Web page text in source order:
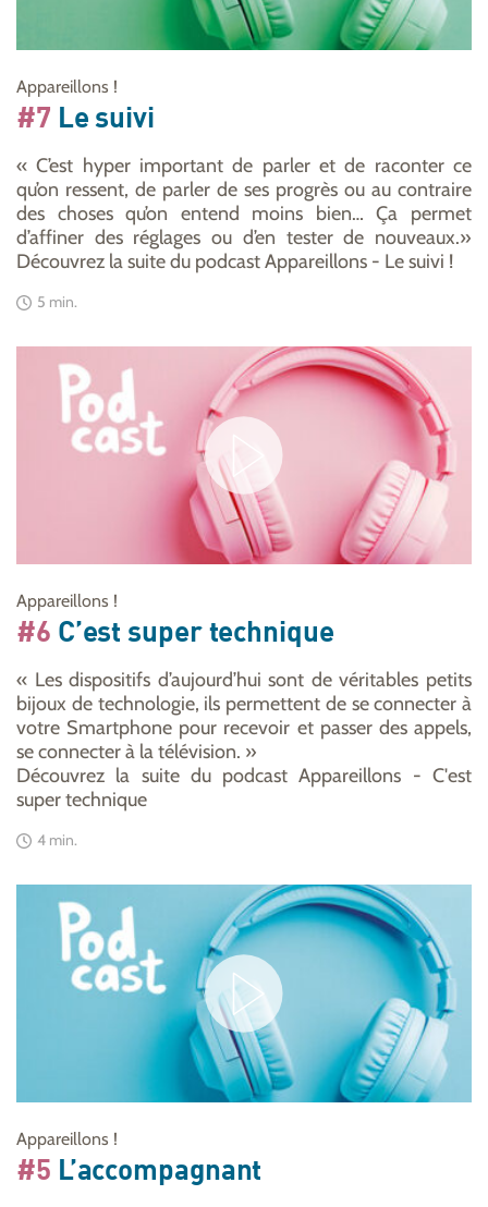
Appareillons !
#7 Le suivi
« C’est hyper important de parler et de raconter ce
qu’on ressent, de parler de ses progrès ou au contraire
des choses qu’on entend moins bien… Ça permet
d’affiner des réglages ou d’en tester de nouveaux.»
Découvrez la suite du podcast Appareillons - Le suivi !
5 min.
Appareillons !
#6 C’est super technique
« Les dispositifs d’aujourd’hui sont de véritables petits
bijoux de technologie, ils permettent de se connecter à
votre Smartphone pour recevoir et passer des appels,
se connecter à la télévision. »
Découvrez la suite du podcast Appareillons - C'est
super technique
4 min.
Appareillons !
#5 L’accompagnant